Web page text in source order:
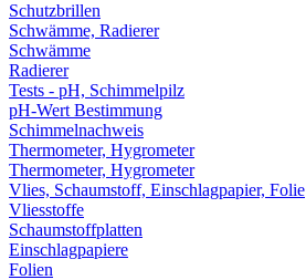
Schutzbrillen
Schwämme, Radierer
Schwämme
Radierer
Tests - pH, Schimmelpilz
pH-Wert Bestimmung
Schimmelnachweis
Thermometer, Hygrometer
Thermometer, Hygrometer
Vlies, Schaumstoff, Einschlagpapier, Folie
Vliesstoffe
Schaumstoffplatten
Einschlagpapiere
Folien